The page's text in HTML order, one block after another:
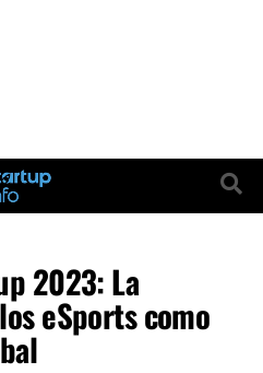
2023: La
eSports como